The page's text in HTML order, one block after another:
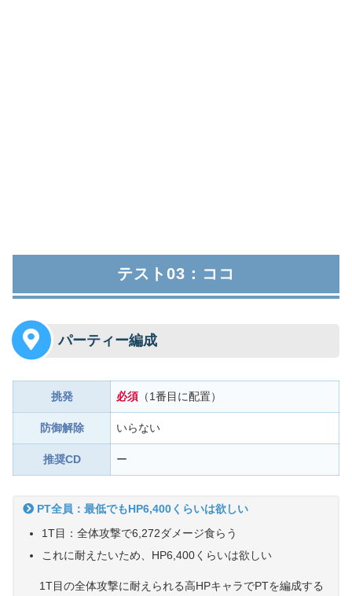
テスト03：ココ
パーティー編成
挑発 必須 （1番目に配置）
防御解除 いらない
推奨CD ー
PT全員：最低でもHP6,400くらいは欲しい
1T目：全体攻撃で6,272ダメージ食らう
これに耐えたいため、HP6,400くらいは欲しい
1T目の全体攻撃に耐えられる高HPキャラでPTを編成する